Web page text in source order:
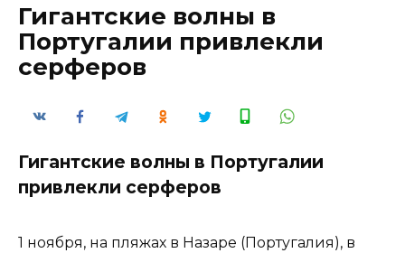
Гигантские волны в
Португалии привлекли
серферов
Гигантские волны в Португалии
привлекли серферов
1 ноября, на пляжах в Назаре (Португалия), в